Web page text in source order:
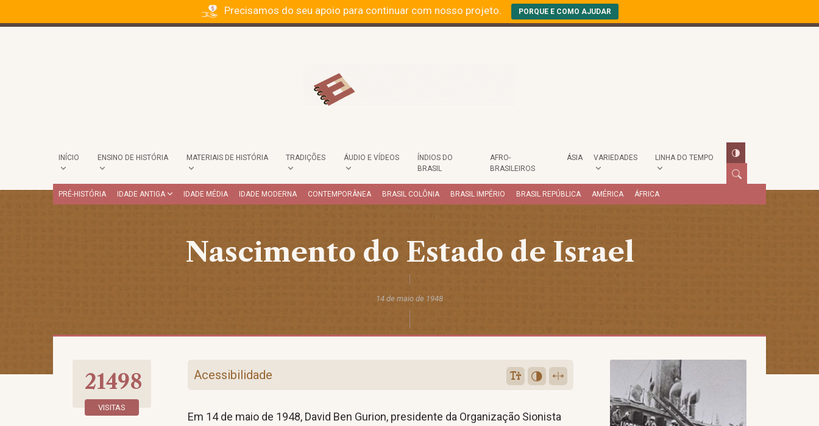
Precisamos do seu apoio para continuar com nosso projeto. PORQUE E COMO AJUDAR
INÍCIO ENSINO DE HISTÓRIA MATERIAIS DE HISTÓRIA TRADIÇÕES ÁUDIO E VÍDEOS
ÍNDIOS DO
BRASIL
AFRO-
BRASILEIROS
ÁSIA VARIEDADES LINHA DO TEMPO
PRÉ-HISTÓRIA IDADE ANTIGA IDADE MÉDIA IDADE MODERNA CONTEMPORÂNEA BRASIL COLÔNIA BRASIL IMPÉRIO BRASIL REPÚBLICA AMÉRICA ÁFRICA
Nascimento do Estado de Israel
14 de maio de 1948
21498
VISITAS
Acessibilidade
Em 14 de maio de 1948, David Ben Gurion, presidente da Organização Sionista